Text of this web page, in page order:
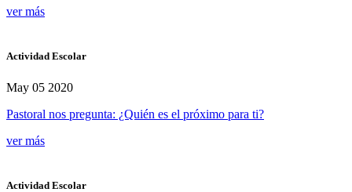
ver más
Actividad Escolar
May 05 2020
Pastoral nos pregunta: ¿Quién es el próximo para ti?
ver más
Actividad Escolar